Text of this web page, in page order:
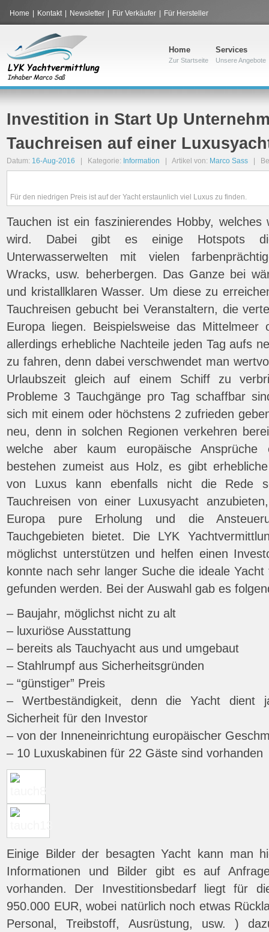
Home Kontakt Newsletter Für Verkäufer Für Hersteller
Home
Zur Startseite
Services
Unsere Angebote
Investition in Start Up
Tauchreisen auf einer
Datum: 16-Aug-2016 | Kategorie: Information | Artikel von: Marco Sass |
Für den niedrigen Preis ist auf der Yacht erstaunlich viel Luxus zu finden.
Tauchen ist ein faszinierendes Hobby, welches
wird. Dabei gibt es einige Hotspots
Unterwasserwelten mit vielen
Wracks, usw. beherbergen. Das Ganze bei
und kristallklaren Wasser. Um diese zu
Tauchreisen gebucht bei Veranstaltern, die
Europa liegen. Beispielsweise das
allerdings erhebliche Nachteile jeden Tag aufs
zu fahren, denn dabei verschwendet man
Urlaubszeit gleich auf einem Schiff zu
Probleme 3 Tauchgänge pro Tag schaffbar
sich mit einem oder höchstens 2 zufrieden
neu, denn in solchen Regionen verkehren
welche aber kaum europäische Ansprüche
bestehen zumeist aus Holz, es gibt
von Luxus kann ebenfalls nicht die Rede
Tauchreisen von einer Luxusyacht
Europa pure Erholung und die
Tauchgebieten bietet. Die LYK
möglichst unterstützen und helfen einen
konnte nach sehr langer Suche die ideale
gefunden werden. Bei der Auswahl gab es
– Baujahr, möglichst nicht zu alt
– luxuriöse Ausstattung
– bereits als Tauchyacht aus und umgebaut
– Stahlrumpf aus Sicherheitsgründen
– “günstiger” Preis
– Wertbeständigkeit, denn die Yacht dient
Sicherheit für den Investor
– von der Inneneinrichtung europäischer
– 10 Luxuskabinen für 22 Gäste sind vorhanden
Einige Bilder der besagten Yacht kann man
Informationen und Bilder gibt es auf
vorhanden. Der Investitionsbedarf liegt für
950.000 EUR, wobei natürlich noch etwas
Personal, Treibstoff, Ausrüstung, usw. )